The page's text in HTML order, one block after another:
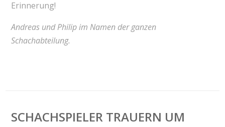
Erinnerung!
Andreas und Philip im Namen der ganzen
Schachabteilung.
SCHACHSPIELER TRAUERN UM